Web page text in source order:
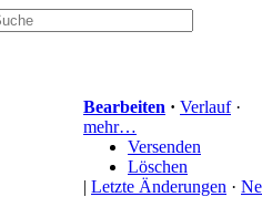
Bearbeiten · Verlauf·
mehr…
Versenden
Löschen
| Letzte Änderungen ·